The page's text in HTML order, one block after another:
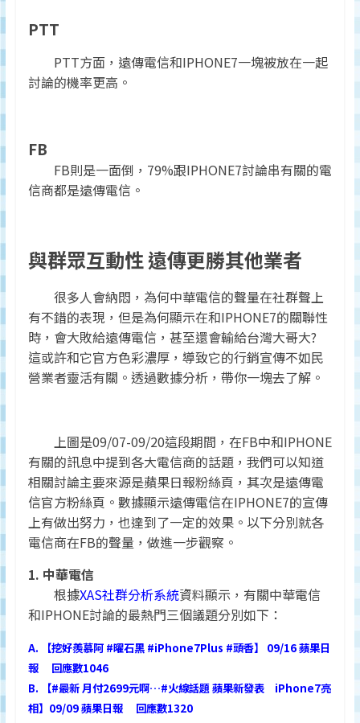
PTT
PTT方面，遠傳電信和IPHONE7一塊被放在一起
討論的機率更高。
FB
FB則是一面倒，79%跟IPHONE7討論串有關的電
信商都是遠傳電信。
與群眾互動性 遠傳更勝其他業者
很多人會納悶，為何中華電信的聲量在社群聲上
有不錯的表現，但是為何顯示在和IPHONE7的關聯性
時，會大敗給遠傳電信，甚至還會輸給台灣大哥大?
這或許和它官方色彩濃厚，導致它的行銷宣傳不如民
營業者靈活有關。透過數據分析，帶你一塊去了解。
上圖是09/07-09/20這段期間，在FB中和IPHONE
有關的訊息中提到各大電信商的話題，我們可以知道
相關討論主要來源是蘋果日報粉絲頁，其次是遠傳電
信官方粉絲頁。數據顯示遠傳電信在IPHONE7的宣傳
上有做出努力，也達到了一定的效果。以下分別就各
電信商在FB的聲量，做進一步觀察。
1. 中華電信
根據XAS社群分析系統資料顯示，有關中華電信
和IPHONE討論的最熱門三個議題分別如下：
A. 【挖好羨慕阿 #曜石黑 #iPhone7Plus #頭香】 09/16 蘋果日
報 回應數1046
B. 【#最新 月付2699元啊…#火線話題 蘋果新發表 iPhone7亮
相】09/09 蘋果日報 回應數1320